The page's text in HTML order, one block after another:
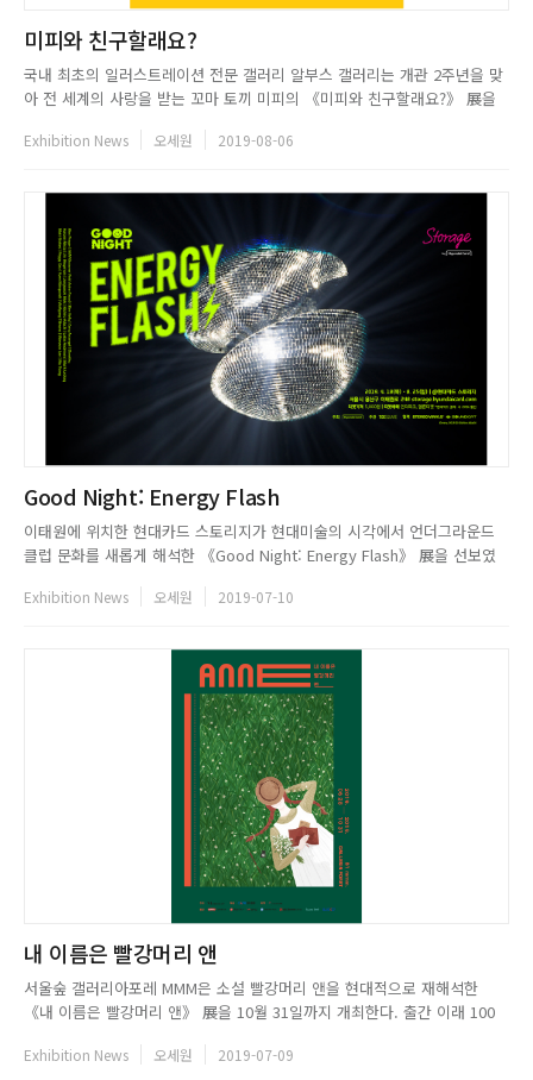
미피와 친구할래요?
국내 최초의 일러스트레이션 전문 갤러리 알부스 갤러리는 개관 2주년을 맞
아 전 세계의 사랑을 받는 꼬마 토끼 미피의 《미피와 친구할래요?》 展을
서 출간된 미피의 그림책들, 작가 사인이 들어간 실크스크린 35점, 2015년
Exhibition News 오세원 2019-08-06
Good Night: Energy Flash
이태원에 위치한 현대카드 스토리지가 현대미술의 시각에서 언더그라운드
클럽 문화를 새롭게 해석한 《Good Night: Energy Flash》 展을 선보였
지를 표출하는 공간이자, 하위문화(Sub-Culture)에서 중요한 커뮤니티 역할
Exhibition News 오세원 2019-07-10
내 이름은 빨강머리 앤
서울숲 갤러리아포레 MMM은 소설 빨강머리 앤을 현대적으로 재해석한
《내 이름은 빨강머리 앤》 展을 10월 31일까지 개최한다. 출간 이래 100
설 빨강머리 앤(원제 Anne of Green Gables)을 소재로 한 문화 예술 융복
Exhibition News 오세원 2019-07-09